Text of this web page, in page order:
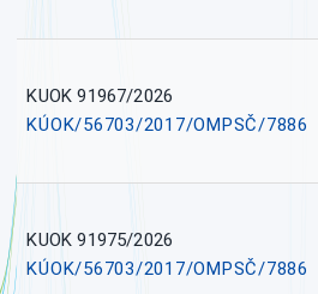
KUOK 91967/2026
KÚOK/56703/2017/OMPSČ/7886
KUOK 91975/2026
KÚOK/56703/2017/OMPSČ/7886